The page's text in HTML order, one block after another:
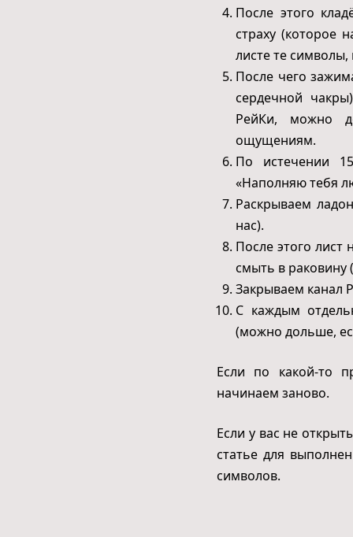
После этого
страху (которое
листе те
После чего
сердечной
РейКи, можно
ощущениям.
По истечении
«Наполняю тебя
Раскрываем
нас).
После этого лист
смыть в раковину
Закрываем канал
С каждым
(можно дольше,
Если по какой-то
начинаем заново.
Если у вас не
статье для
символов.